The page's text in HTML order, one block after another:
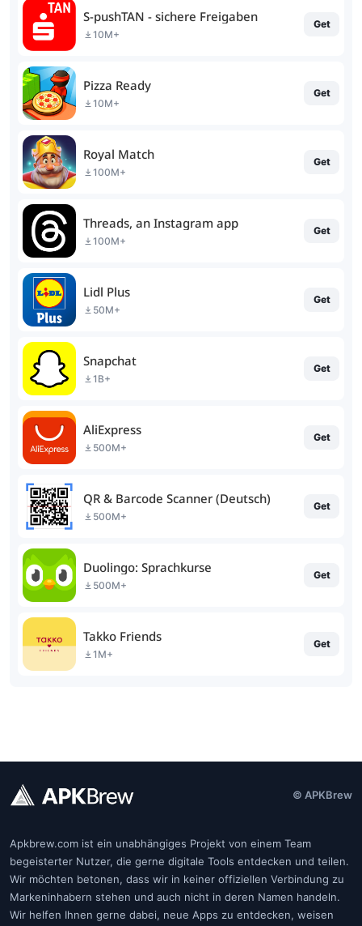
S-pushTAN - sichere Freigaben
10M+
Get
Pizza Ready
10M+
Get
Royal Match
100M+
Get
Threads, an Instagram app
100M+
Get
Lidl Plus
50M+
Get
Snapchat
1B+
Get
AliExpress
500M+
Get
QR & Barcode Scanner (Deutsch)
500M+
Get
Duolingo: Sprachkurse
500M+
Get
Takko Friends
1M+
Get
© APKBrew
Apkbrew.com ist ein unabhängiges Projekt von einem Team
begeisterter Nutzer, die gerne digitale Tools entdecken und teilen.
Wir möchten betonen, dass wir in keiner offiziellen Verbindung zu
Markeninhabern stehen und auch nicht in deren Namen handeln.
Wir helfen Ihnen gerne dabei, neue Apps zu entdecken, weisen